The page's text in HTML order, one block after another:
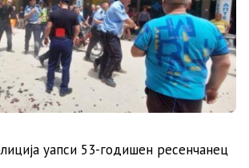
уапси 53-годишен ресенчанец